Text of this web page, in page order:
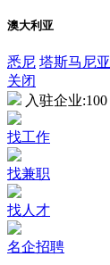
澳大利亚
悉尼 塔斯马尼亚
关闭
入驻企业:100
找工作
找兼职
找人才
名企招聘